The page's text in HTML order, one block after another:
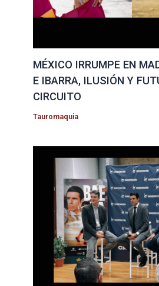
MÉXICO IRRUMPE EN
E IBARRA, ILUSIÓN Y
CIRCUITO
Tauromaquia